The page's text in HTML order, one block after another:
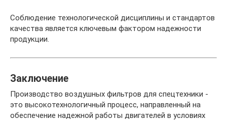
Соблюдение технологической дисциплины и стандартов
качества является ключевым фактором надежности
продукции.
Заключение
Производство воздушных фильтров для спецтехники -
это высокотехнологичный процесс, направленный на
обеспечение надежной работы двигателей в условиях